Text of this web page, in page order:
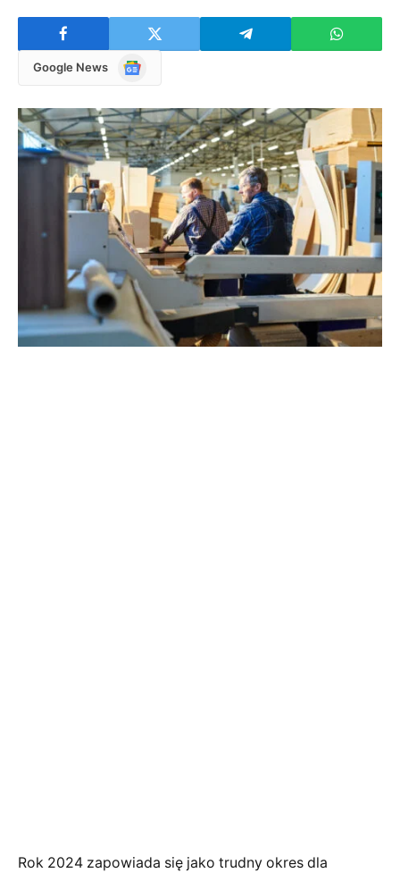
Google News
Google
Rok 2024 zapowiada się jako trudny okres dla